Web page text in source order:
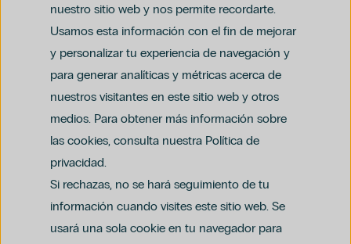
nuestro sitio web y nos permite recordarte.
Usamos esta información con el fin de mejorar
y personalizar tu experiencia de navegación y
para generar analíticas y métricas acerca de
nuestros visitantes en este sitio web y otros
medios. Para obtener más información sobre
las cookies, consulta nuestra Política de
privacidad.
Si rechazas, no se hará seguimiento de tu
información cuando visites este sitio web. Se
usará una sola cookie en tu navegador para
Política de privacidad y protección de datos
Política del canal ético (PDF)
Política de compliance penal (PDF)